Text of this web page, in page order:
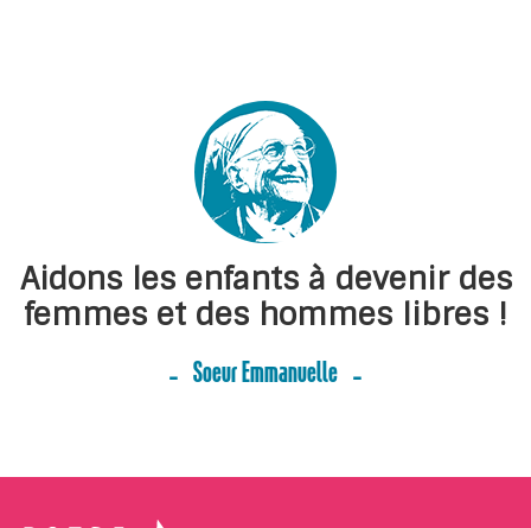
Aidons les enfants à devenir des
femmes et des hommes libres !
Soeur Emmanuelle